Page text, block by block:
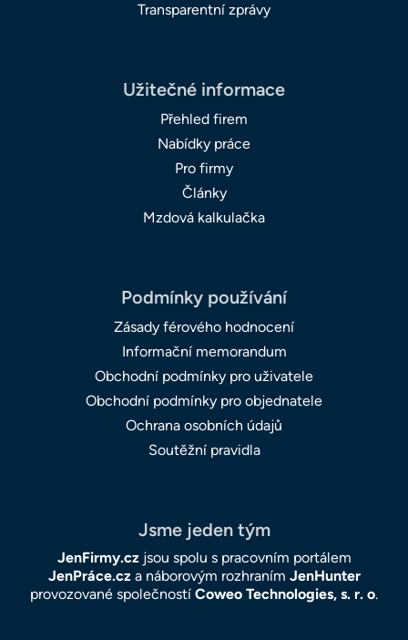
Transparentní zprávy
Užitečné informace
Přehled firem
Nabídky práce
Pro firmy
Články
Mzdová kalkulačka
Podmínky používání
Zásady férového hodnocení
Informační memorandum
Obchodní podmínky pro uživatele
Obchodní podmínky pro objednatele
Ochrana osobních údajů
Soutěžní pravidla
Jsme jeden tým
JenFirmy.czjsou spolu s pracovním portálem
JenPráce.cza náborovým rozhraním JenHunter
provozované společností Coweo Technologies, s. r. o.